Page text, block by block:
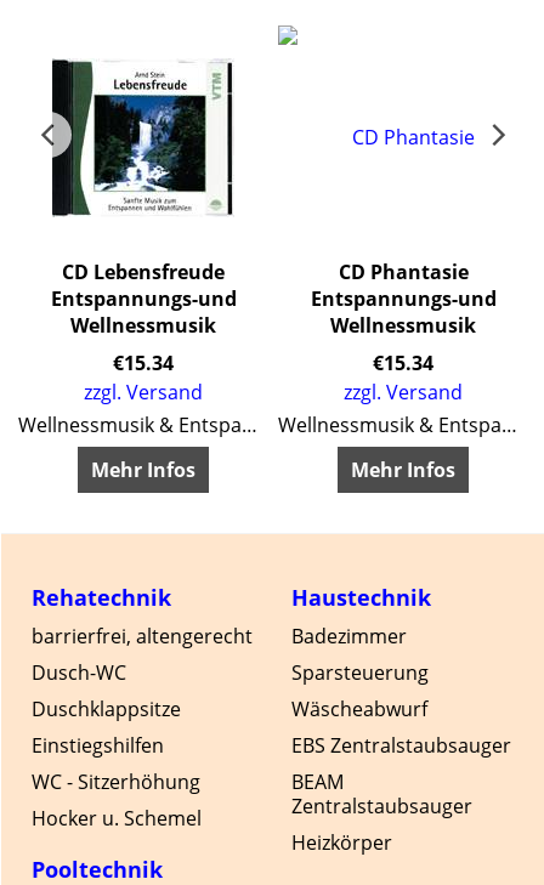
CD Lebensfreude
Entspannungs-und
Wellnessmusik
€15.34
zzgl. Versand
Wellnessmusik & Entspannungsmusik
Mehr Infos
CD Phantasie
Entspannungs-und
Wellnessmusik
€15.34
zzgl. Versand
Wellnessmusik & Entspannungsmusik
Mehr Infos
Haustechnik
Badezimmer
Sparsteuerung
Wäscheabwurf
EBS Zentralstaubsauger
BEAM
Zentralstaubsauger
Heizkörper
Rehatechnik
barrierfrei, altengerecht
Dusch-WC
Duschklappsitze
Einstiegshilfen
WC - Sitzerhöhung
Hocker u. Schemel
Pooltechnik